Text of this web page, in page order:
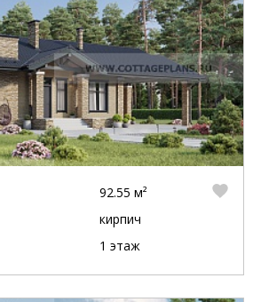
92.55 м²
кирпич
1 этаж